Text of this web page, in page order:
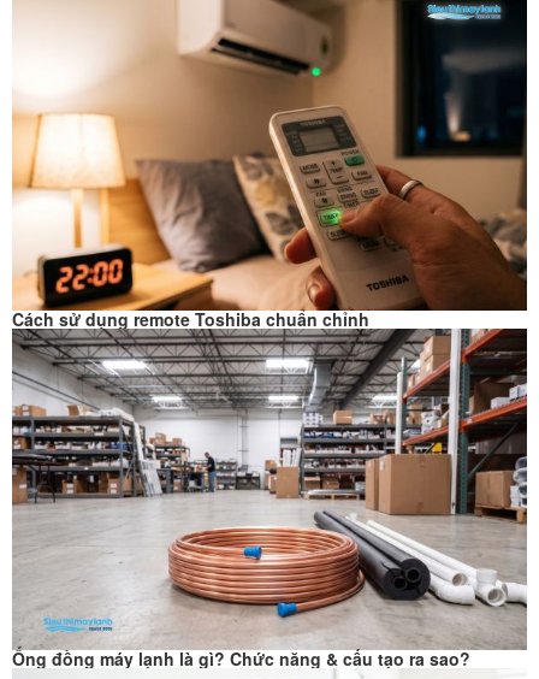
Cách sử dụng remote Toshiba chuẩn chỉnh
Ống đồng máy lạnh là gì? Chức năng & cấu tạo ra sao?